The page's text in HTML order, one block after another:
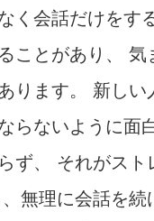
く会話だけをす
ことがあり、 気
ります。 新しい
らないように面
ず、 それがスト
無理に会話を続